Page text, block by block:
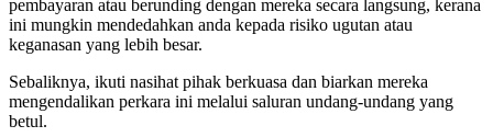
pembayaran atau berunding dengan mereka secara langsung, kerana
ini mungkin mendedahkan anda kepada risiko ugutan atau
keganasan yang lebih besar.
Sebaliknya, ikuti nasihat pihak berkuasa dan biarkan mereka
mengendalikan perkara ini melalui saluran undang-undang yang
betul.